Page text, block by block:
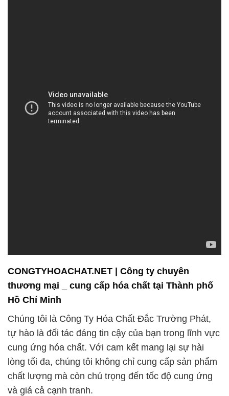
CONGTYHOACHAT.NET | Công ty chuyên
thương mại _ cung cấp hóa chất tại Thành phố
Hồ Chí Minh
Chúng tôi là Công Ty Hóa Chất Đắc Trường Phát,
tự hào là đối tác đáng tin cậy của bạn trong lĩnh vực
cung ứng hóa chất. Với cam kết mang lại sự hài
lòng tối đa, chúng tôi không chỉ cung cấp sản phẩm
chất lượng mà còn chú trọng đến tốc độ cung ứng
và giá cả cạnh tranh.